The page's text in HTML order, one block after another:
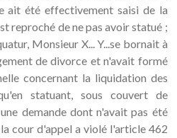
ait été effectivement saisi de la
reproché de ne pas avoir statué ;
Monsieur X... Y...se bornait à
de divorce et n'avait formé
concernant la liquidation des
statuant, sous couvert de
demande dont n'avait pas été
cour d'appel a violé l'article 462